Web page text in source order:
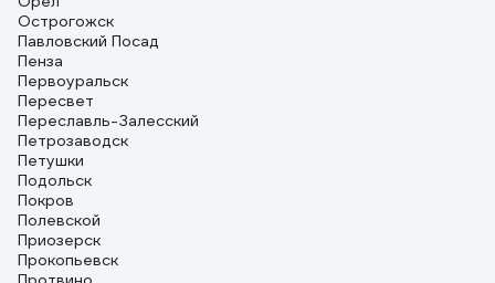
Острогожск
Павловский Посад
Пенза
Первоуральск
Пересвет
Переславль-Залесский
Петрозаводск
Петушки
Подольск
Покров
Полевской
Приозерск
Прокопьевск